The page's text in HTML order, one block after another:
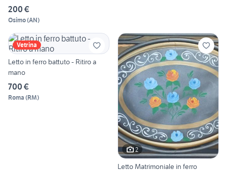
200 €
Osimo(AN)
Vetrina
Letto in ferro battuto - Ritiro a
mano
700 €
Roma (RM)
2
Letto Matrimoniale in ferro